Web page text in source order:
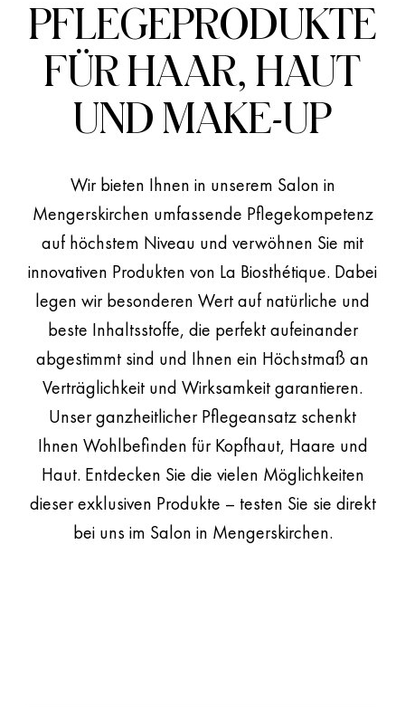
PFLEGEPRODUKTE
FÜR HAAR, HAUT
UND MAKE-UP
Wir bieten Ihnen in unserem Salon in
Mengerskirchen umfassende Pflegekompetenz
auf höchstem Niveau und verwöhnen Sie mit
innovativen Produkten von La Biosthétique. Dabei
legen wir besonderen Wert auf natürliche und
beste Inhaltsstoffe, die perfekt aufeinander
abgestimmt sind und Ihnen ein Höchstmaß an
Verträglichkeit und Wirksamkeit garantieren.
Unser ganzheitlicher Pflegeansatz schenkt
Ihnen Wohlbefinden für Kopfhaut, Haare und
Haut. Entdecken Sie die vielen Möglichkeiten
dieser exklusiven Produkte – testen Sie sie direkt
bei uns im Salon in Mengerskirchen.